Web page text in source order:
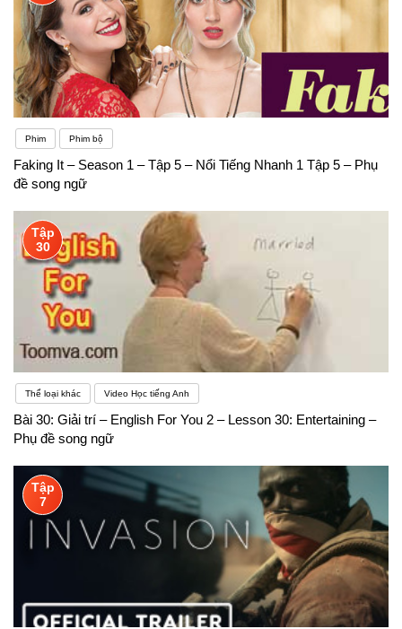
Phim Phim bộ
Faking It – Season 1 – Tập 5 – Nổi Tiếng Nhanh 1 Tập 5 – Phụ
đề song ngữ
Tập
30
Thể loại khác Video Học tiếng Anh
Bài 30: Giải trí – English For You 2 – Lesson 30: Entertaining –
Phụ đề song ngữ
Tập
7